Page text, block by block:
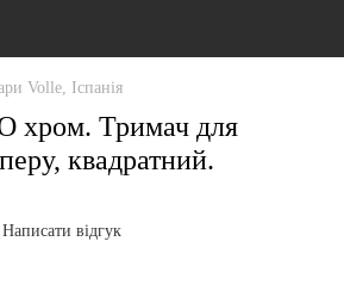
Volle, Іспанія
хром. Тримач для
квадратний.
Написати відгук